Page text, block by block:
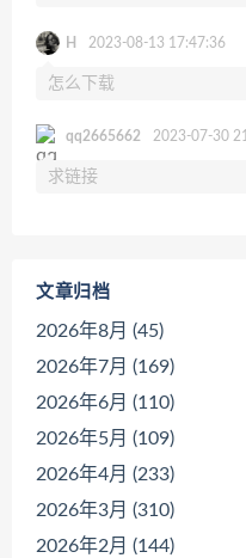
H 2023-08-13 17:47:36
怎么下载
qq2665662 2023-07-30
求链接
文章归档
2026年8月 (45)
2026年7月 (169)
2026年6月 (110)
2026年5月 (109)
2026年4月 (233)
2026年3月 (310)
2026年2月 (144)